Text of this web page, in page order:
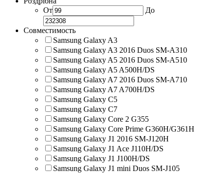
От
До
Совместимость
Samsung Galaxy A3
Samsung Galaxy A3 2016 Duos SM-A310
Samsung Galaxy A5 2016 Duos SM-A510
Samsung Galaxy A5 A500H/DS
Samsung Galaxy A7 2016 Duos SM-A710
Samsung Galaxy A7 A700H/DS
Samsung Galaxy C5
Samsung Galaxy C7
Samsung Galaxy Core 2 G355
Samsung Galaxy Core Prime G360H/G361H
Samsung Galaxy J1 2016 SM-J120H
Samsung Galaxy J1 Ace J110H/DS
Samsung Galaxy J1 J100H/DS
Samsung Galaxy J1 mini Duos SM-J105